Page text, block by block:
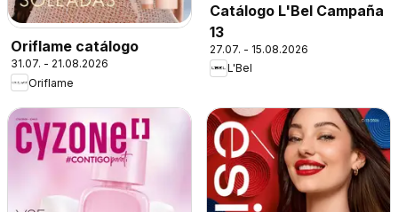
Oriflame catálogo
31.07. - 21.08.2026
Oriflame
Catálogo L'Bel Campaña
13
27.07. - 15.08.2026
L'Bel